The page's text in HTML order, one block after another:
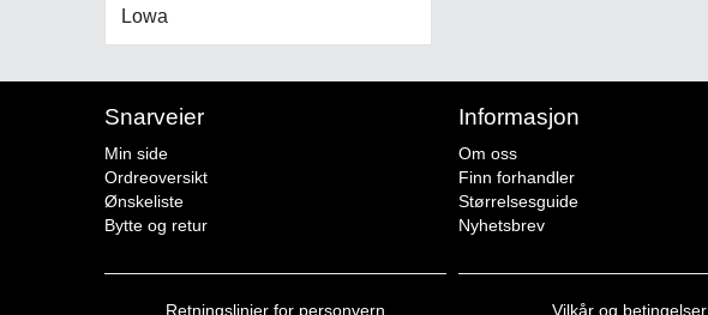
Lowa
Snarveier
Min side
Ordreoversikt
Ønskeliste
Bytte og retur
Informasjon
Om oss
Finn forhandler
Størrelsesguide
Nyhetsbrev
Retningslinjer for personvern Vilkår og betingelser